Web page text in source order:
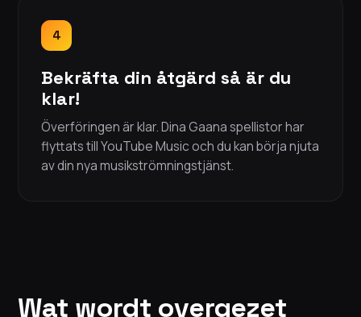
4
Bekräfta din åtgärd så är du
klar!
Överföringen är klar. Dina Gaana spellistor har
flyttats till YouTube Music och du kan börja njuta
av din nya musikströmningstjänst.
Wat wordt overgezet